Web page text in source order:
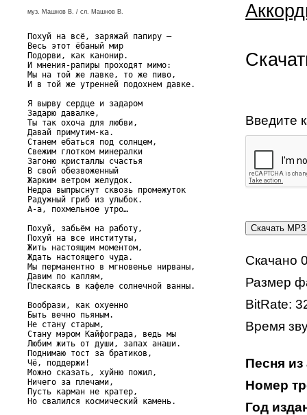
муз. Машнов В. / сл. Машнов В.
Похуй на всё, заряжай папиру –
Весь этот ёбаный мир
Подорви, как канонир.
И мнения-рапиры проходят мимо:
Мы на той же лавке, то же пиво,
И в той же утренней подохнем давке.
Я вырву сердце и задаром
Задарю давалке,
Ты так охоча для любви,
Давай примутим-ка.
Станем ебаться под солнцем,
Свежим глотком минералки
Загоню кристаллы счастья
В свой обезвоженный
Жарким ветром желудок.
Недра выпрыснут сквозь промежуток
Радужный гриб из улыбок.
А-а, похмельное утро…
Похуй, забьём на работу,
Похуй на все институты,
Жить настоящим моментом,
Ждать настоящего чуда.
Мы перманентно в мгновенье нирваны,
Давим по каплям,
Плескаясь в кафеле солнечной ванны.
Вообрази, как охуенно
Быть вечно пьяным.
Не стану старым,
Стану мэром Кайфограда, ведь мы
Любим жить от души, запах анаши.
Поднимаю тост за братиков,
Чё, поддержи!
Можно сказать, хуйню пожил,
Ничего за плечами,
Пусть карман не кратер,
Но свалился космический камень.
Введите
Скачано
Размер
BitRate:
Время
Песня
Номер
Год